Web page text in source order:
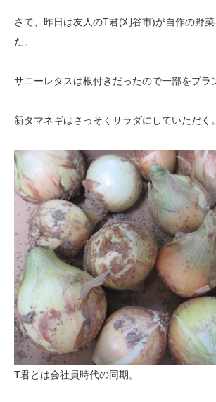
さて、昨日は友人のT君(刈谷市)が自作の野
た。
サニーレタスは根付きだったので一部をプラ
新タマネギはさっそくサラダにしていただく
T君とは会社員時代の同期。